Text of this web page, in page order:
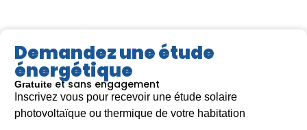
Lire la suite >
Demandez une étude
énergétique
Gratuite et sans engagement
Inscrivez vous pour recevoir une étude solaire
photovoltaïque ou thermique de votre habitation